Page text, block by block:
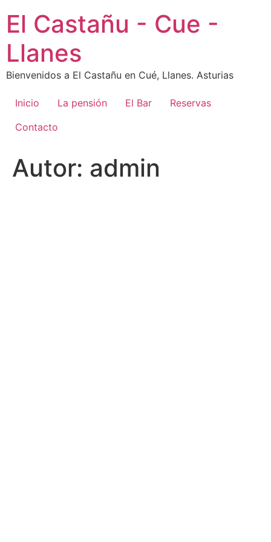
contenido
El Castañu - Cue -
Llanes
Bienvenidos a El Castañu en Cué, Llanes. Asturias
Inicio La pensión El Bar
Reservas
Contacto
Autor: admin